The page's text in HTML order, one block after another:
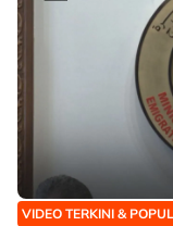
VIDEO TERKINI &